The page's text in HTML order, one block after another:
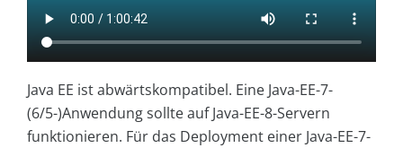
Java EE ist abwärtskompatibel. Eine Java-EE-7-
(6/5-)Anwendung sollte auf Java-EE-8-Servern
funktionieren. Für das Deployment einer Java-EE-7-